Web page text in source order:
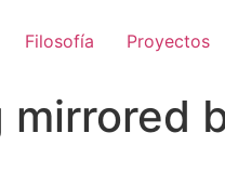
Filosofía Proyectos